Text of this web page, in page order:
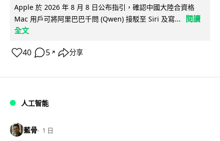
Apple 於 2026 年 8 月 8 日公布指引，確認中國大陸合資格
Mac 用戶可將阿里巴巴千問 (Qwen) 接駁至 Siri 及寫...
閱讀
全文
40 5 ↗ 分享
人工智能
藍骨 1 日